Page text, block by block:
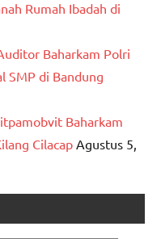
Rumah Ibadah di
Baharkam Polri
SMP di Bandung
Baharkam
Cilacap Agustus 5,